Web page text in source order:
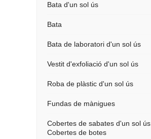
Bata d'un sol ús
Bata
Bata de laboratori d'un sol ús
Vestit d'exfoliació d'un sol ús
Roba de plàstic d'un sol ús
Fundas de mànigues
Cobertes de sabates d'un sol ús
Cobertes de botes